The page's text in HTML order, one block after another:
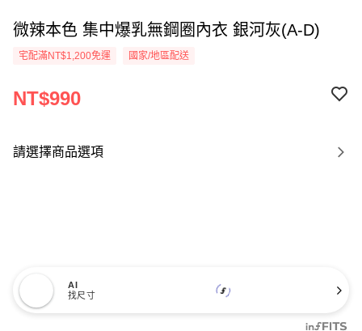
微辣本色 集中爆乳無鋼圈內衣 銀河灰(A-D)
宅配滿NT$1,200免運 國家/地區配送
NT$990
請選擇商品選項
AI
找尺寸